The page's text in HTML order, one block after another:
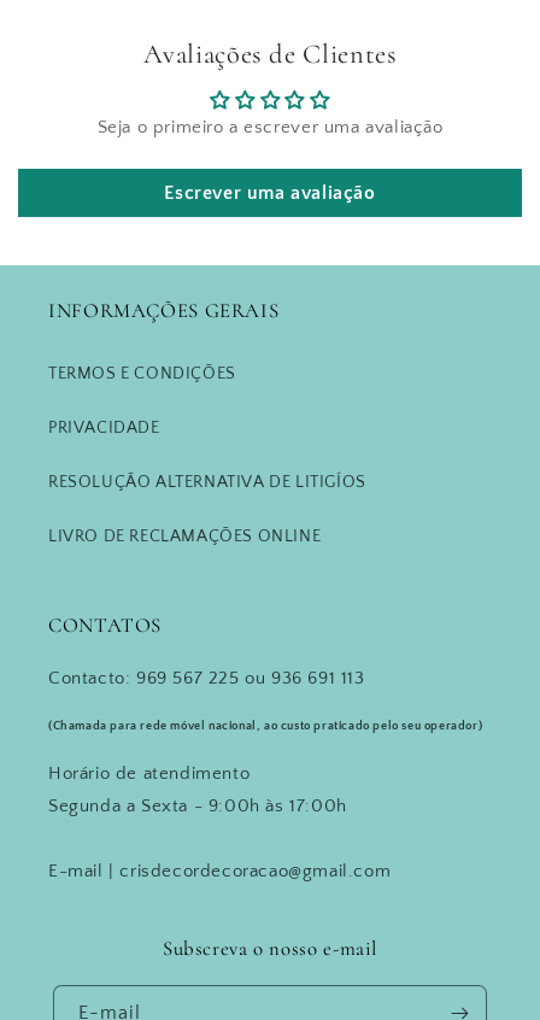
Avaliações de Clientes
Seja o primeiro a escrever uma avaliação
Escrever uma avaliação
INFORMAÇÕES GERAIS
TERMOS E CONDIÇÕES
PRIVACIDADE
RESOLUÇÃO ALTERNATIVA DE LITIGÍOS
LIVRO DE RECLAMAÇÕES ONLINE
CONTATOS
Contacto: 969 567 225 ou 936 691 113
(Chamada para rede móvel nacional, ao custo praticado pelo seu operador)
Horário de atendimento
Segunda a Sexta - 9:00h às 17:00h
E-mail | crisdecordecoracao@gmail.com
Subscreva o nosso e-mail
E-mail